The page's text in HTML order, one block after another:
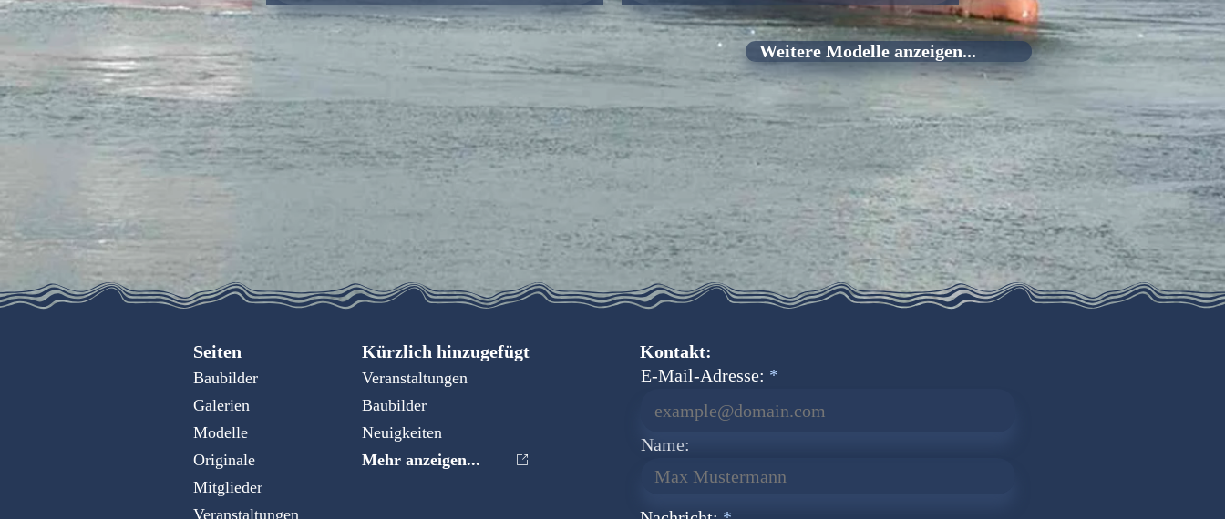
Weitere Modelle anzeigen...
Seiten Kürzlich hinzugefügt
Baubilder
Veranstaltungen
Galerien
Baubilder
Modelle
Neuigkeiten
Originale
Mehr anzeigen...
Mitglieder
Veranstaltungen
Kontakt:
Name:
E-Mail-Adresse: